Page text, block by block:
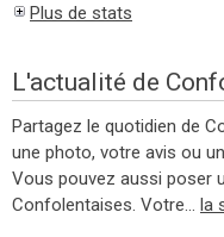
Plus de stats
L'actualité de
Partagez le quotidien de
une photo, votre avis ou
Vous pouvez aussi poser
Confolentaises. Votre... la